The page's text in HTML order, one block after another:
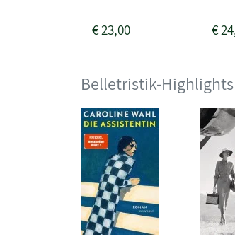
€23,00 €
Belletristik-Highlights